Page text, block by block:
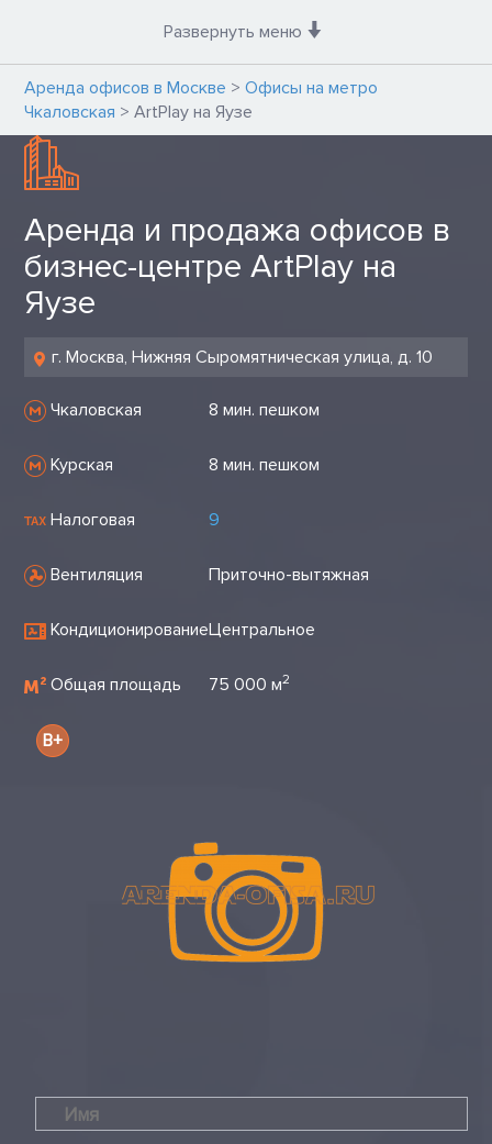
Развернуть меню
Аренда офисов в Москве > Офисы на метро
Чкаловская > ArtPlay на Яузе
Аренда и продажа офисов в
бизнес-центре ArtPlay на
Яузе
г. Москва, Нижняя Сыромятническая улица, д. 10
Чкаловская 8 мин. пешком
Курская 8 мин. пешком
Налоговая 9
Вентиляция Приточно-вытяжная
КондиционированиеЦентральное
Общая площадь 75 000 м2
B+